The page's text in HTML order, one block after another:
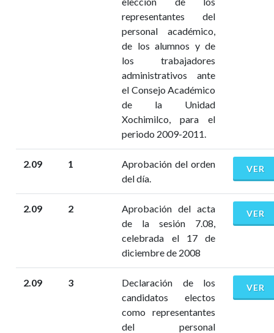
representantes del
personal académico,
de los alumnos y de
los trabajadores
administrativos ante
el Consejo Académico
de la Unidad
Xochimilco, para el
periodo 2009-2011.
2.09 1
Aprobación del orden
del día.
VER
2.09 2
Aprobación del acta
de la sesión 7.08,
celebrada el 17 de
diciembre de 2008
VER
2.09 3
Declaración de los
candidatos electos
como representantes
del personal
VER